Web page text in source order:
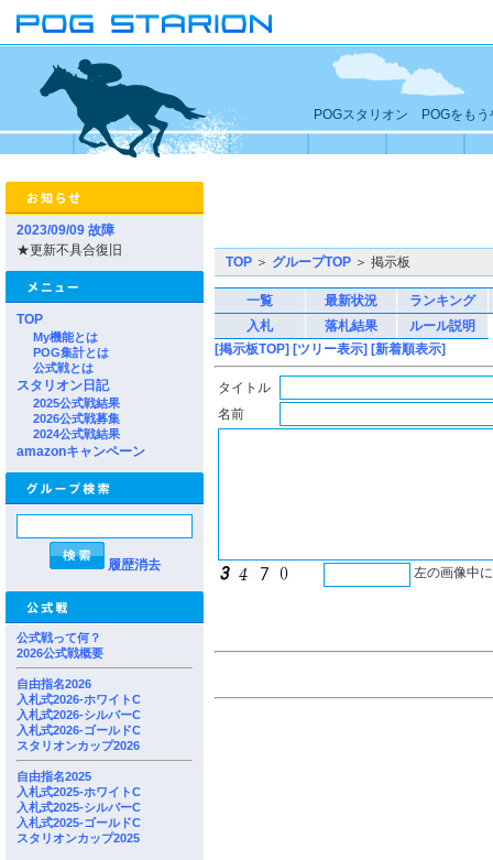
POGスタリオン POGをもう
2023/09/09 故障
★更新不具合復旧
TOP
My機能とは
POG集計とは
公式戦とは
スタリオン日記
2025公式戦結果
2026公式戦募集
2024公式戦結果
amazonキャンペーン
履歴消去
公式戦って何？
2026公式戦概要
自由指名2026
入札式2026-ホワイトC
入札式2026-シルバーC
入札式2026-ゴールドC
スタリオンカップ2026
自由指名2025
入札式2025-ホワイトC
入札式2025-シルバーC
入札式2025-ゴールドC
スタリオンカップ2025
TOP ＞ グループTOP ＞ 掲示板
一覧 最新状況
ランキング
入札
落札結果
ルール説明
[掲示板TOP] [ツリー表示] [新着順表示]
タイトル
名前
左の画像中